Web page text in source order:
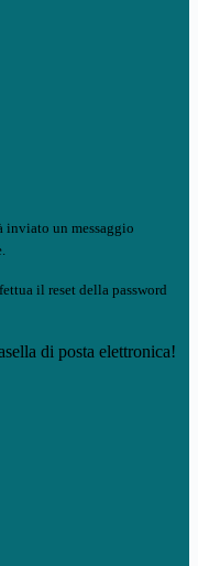
inviato un messaggio
il reset della password
di posta elettronica!